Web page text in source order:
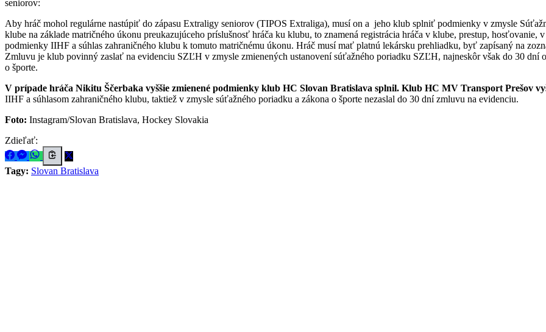
seniorov:
Aby hráč mohol regulárne nastúpiť do zápasu Extraligy seniorov (TIPOS Extraliga), musí on a jeho klub splniť podmienky v zmysle
klube na základe matričného úkonu preukazujúceho príslušnosť hráča ku klubu, to znamená registrácia hráča v klube, prestup, hosťovanie,
podmienky IIHF a súhlas zahraničného klubu k tomuto matričnému úkonu. Hráč musí mať platnú lekársku prehliadku, byť zapísaný na
Zmluvu je klub povinný zaslať na evidenciu SZĽH v zmysle zmienených ustanovení súťažného poriadku SZĽH, najneskôr však do 30 dní
o športe.
V prípade hráča Nikitu Ščerbaka vyššie zmienené podmienky klub HC Slovan Bratislava splnil. Klub HC MV Transport Prešov
IIHF a súhlasom zahraničného klubu, taktiež v zmysle súťažného poriadku a zákona o športe nezaslal do 30 dní zmluvu na evidenciu.
Foto: Instagram/Slovan Bratislava, Hockey Slovakia
Zdieľať:
Tagy: Slovan Bratislava